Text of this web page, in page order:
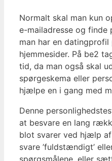
Normalt skal man kun
e-mailadresse og finde
man har en datingprofil
hjemmesider. På be2
tid, da man også skal
spørgeskema eller
hjælpe en i gang med
Denne
at besvare en lang
blot svarer ved hjælp af
svare ’fuldstændigt’